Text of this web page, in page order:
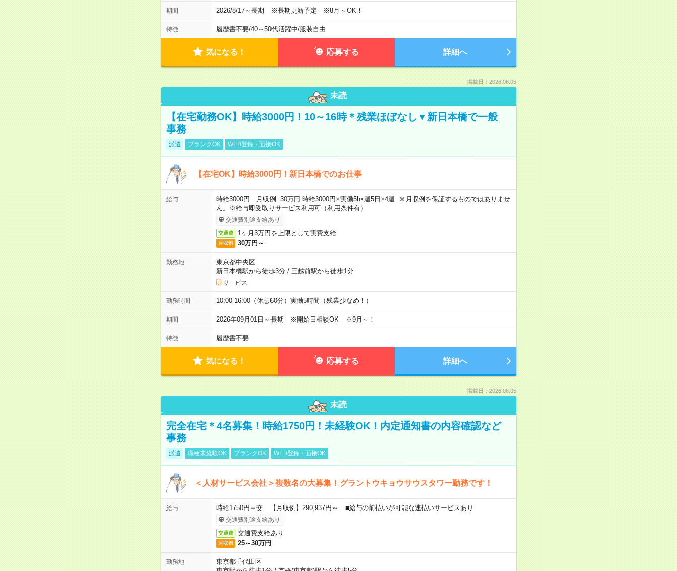
期間 2026/8/17～長期 ※長期更新予定 ※8月～OK！
特徴 履歴書不要/40～50代活躍中/服装自由
気になる！ 応募する 詳細へ
掲載日：2026.08.05
未読
【在宅勤務OK】時給3000円！10～16時＊残業ほぼなし▼新日本橋で一般
事務
派遣 ブランクOK WEB登録・面接OK
【在宅OK】時給3000円！新日本橋でのお仕事
給与
時給3000円 月収例 30万円 時給3000円×実働5h×週5日×4週 ※月収例を保証するものではありませ
ん。※給与即受取りサービス利用可（利用条件有）
交通費別途支給あり
交通費 1ヶ月3万円を上限として実費支給
月収例 30万円～
勤務地
東京都中央区
新日本橋駅から徒歩3分/ 三越前駅から徒歩1分
サ－ビス
勤務時間 10:00-16:00（休憩60分）実働5時間（残業少なめ！）
期間 2026年09月01日～長期 ※開始日相談OK ※9月～！
特徴 履歴書不要
気になる！ 応募する 詳細へ
掲載日：2026.08.05
未読
完全在宅＊4名募集！時給1750円！未経験OK！内定通知書の内容確認など
事務
派遣 職種未経験OK ブランクOK WEB登録・面接OK
＜人材サービス会社＞複数名の大募集！グラントウキョウサウスタワー勤務です！
給与 時給1750円＋交 【月収例】290,937円～ ■給与の前払いが可能な速払いサービスあり
交通費別途支給あり
交通費 交通費支給あり
月収例 25～30万円
勤務地
東京都千代田区